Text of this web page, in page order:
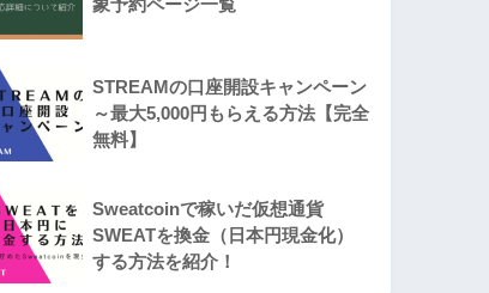
STREAMの口座開設キャンペーン
～最大5,000円もらえる方法【完全
無料】
Sweatcoinで稼いだ仮想通貨
SWEATを換金（日本円現金化）
する方法を紹介！